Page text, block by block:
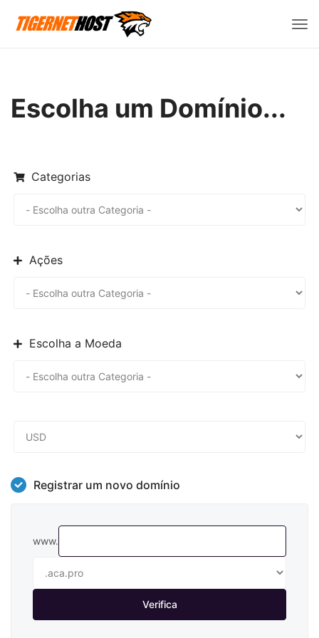
Escolha um Domínio...
Categorias
Ações
Escolha a Moeda
Registrar um novo domínio
www.
Verifica